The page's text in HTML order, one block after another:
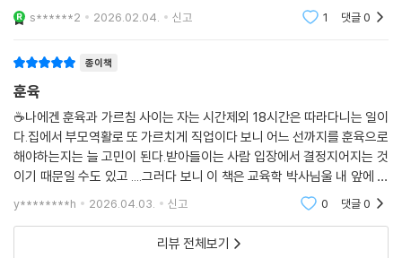
기 시작했습니다. 훈육책을 한번도 안 읽은 것이 아니라서, 훈육의 방향성
은 알고 있었는데, 이
s******2 2026.02.04. 신고 1 댓글0
종이책
훈육
☕️나에겐 훈육과 가르침 사이는 자는 시간제외 18시간은 따라다니는 일이
다.집에서 부모역활로 또 가르치게 직업이다 보니 어느 선까지를 훈육으로
해야하는지는 늘 고민이 된다.받아들이는 사람 입장에서 결정지어지는 것
이기 때문일 수도 있고 ....그러다 보니 이 책은 교육학 박사님울 내 앞에 모
셔 놓고 배우는 기분이 드는 책이었다활용할 부분이 너무 많은 보물을 가
진 기분.무엇
y********h 2026.04.03. 신고 0 댓글0
리뷰 전체보기